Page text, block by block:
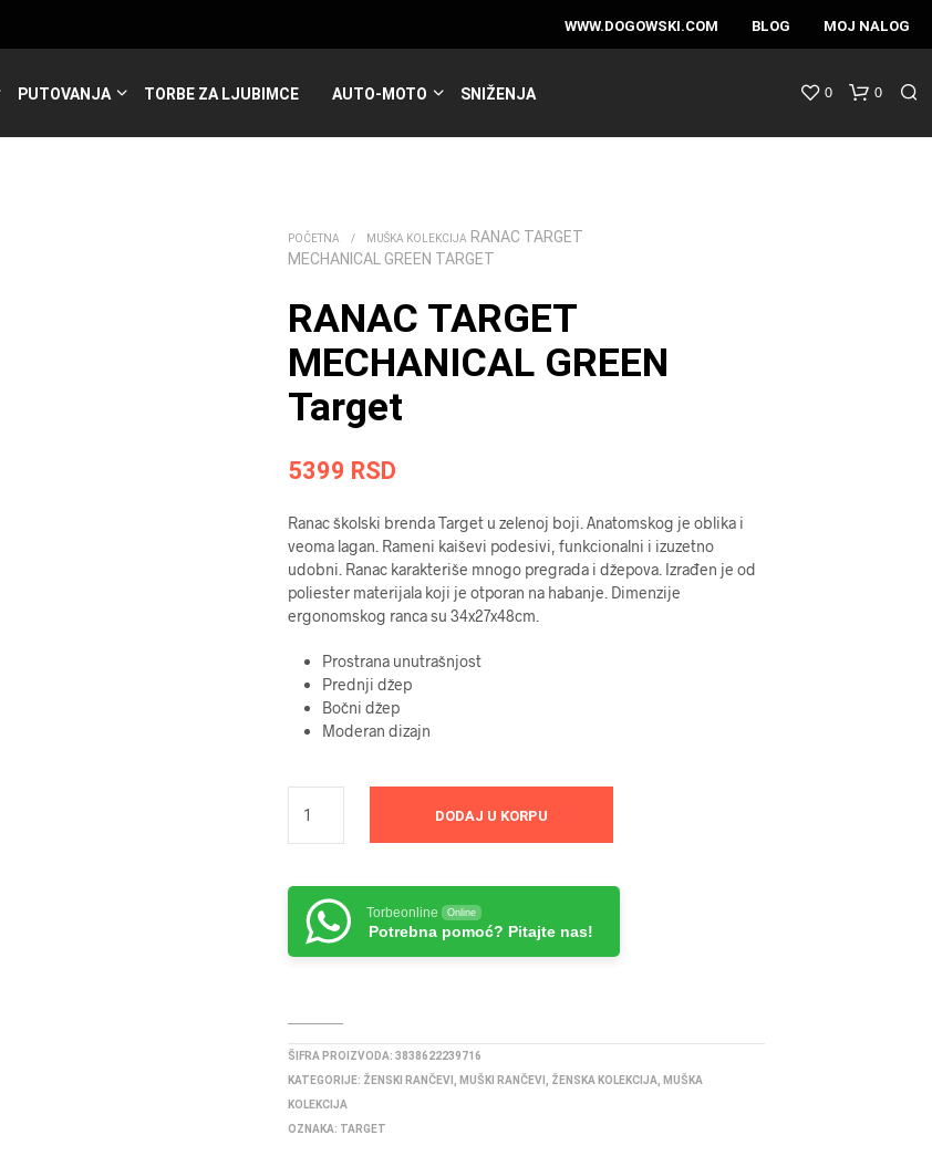
WWW.DOGOWSKI.COM BLOG MOJ NALOG
PUTOVANJA TORBE ZA LJUBIMCE AUTO-MOTO SNIŽENJA 0 0
POČETNA / MUŠKA KOLEKCIJA RANAC TARGET
MECHANICAL GREEN TARGET
RANAC TARGET
MECHANICAL GREEN
Target
5399 RSD
Ranac školski brenda Target u zelenoj boji. Anatomskog je oblika i
veoma lagan. Rameni kaiševi podesivi, funkcionalni i izuzetno
udobni. Ranac karakteriše mnogo pregrada i džepova. Izrađen je od
poliester materijala koji je otporan na habanje. Dimenzije
ergonomskog ranca su 34x27x48cm.
Prostrana unutrašnjost
Prednji džep
Bočni džep
Moderan dizajn
DODAJ U KORPU
Torbeonline Online
Potrebna pomoć? Pitajte nas!
ŠIFRA PROIZVODA:3838622239716
KATEGORIJE: ŽENSKI RANČEVI MUŠKI RANČEVI ŽENSKA KOLEKCIJA
MUŠKA
KOLEKCIJA
OZNAKA: TARGET